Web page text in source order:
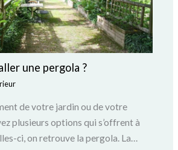
une pergola ?
de votre jardin ou de votre
plusieurs options qui s’offrent à
ci, on retrouve la pergola. La…